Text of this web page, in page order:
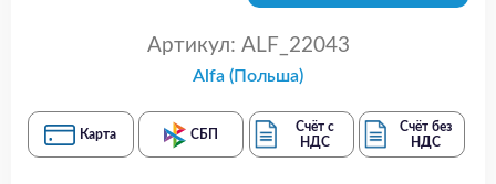
Артикул: ALF_22043
Alfa (Польша)
Карта СБП
Счёт с
НДС
Счёт без
НДС